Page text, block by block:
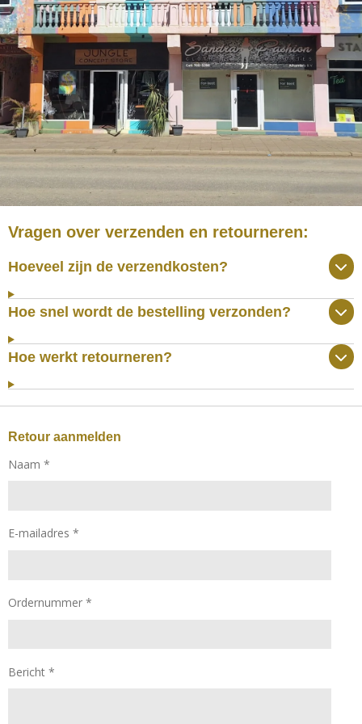
Vragen over verzenden en retourneren:
Hoeveel zijn de verzendkosten?
Hoe snel wordt de bestelling verzonden?
Hoe werkt retourneren?
Retour aanmelden
Naam *
E-mailadres *
Ordernummer *
Bericht *